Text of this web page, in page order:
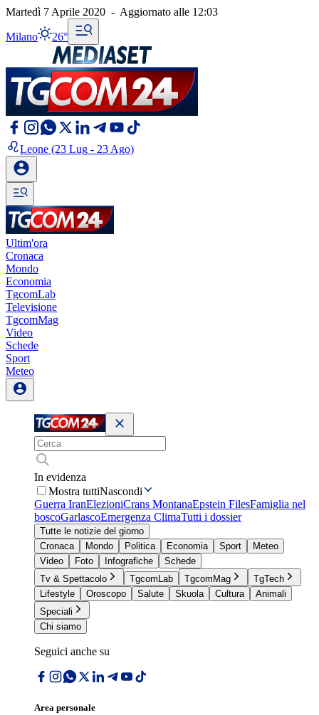
Martedì 7 Aprile 2020 - Aggiornato alle 12:03
Milano 26°
Leone (23 Lug - 23 Ago)
Ultim'ora
Cronaca
Mondo
Economia
TgcomLab
Televisione
TgcomMag
Video
Schede
Sport
Meteo
In evidenza
Mostra tuttiNascondi
Guerra IranElezioniCrans MontanaEpstein FilesFamiglia nel
boscoGarlascoEmergenza ClimaTutti i dossier
Tutte le notizie del giorno
Cronaca
Mondo Politica Economia Sport
Meteo
Video
Foto Infografiche
Schede
Tv & Spettacolo
TgcomLab TgcomMag
TgTech
Lifestyle
Oroscopo Salute Skuola Cultura
Animali
Speciali
Chi siamo
Seguici anche su
Area personale